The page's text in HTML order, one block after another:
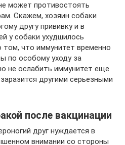
может противостоять
Скажем, хозяин собаки
другу прививку и в
у собаки ухудшилось
том, что иммунитет временно
по особому уходу за
не ослабить иммунитет еще
другими серьезными
после вакцинации
друг нуждается в
внимании со стороны